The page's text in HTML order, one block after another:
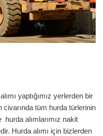
yaptığımız yerlerden bir
tüm hurda türlerinin
hurda alımlarımız nakit
Hurda alımı için bizlerden